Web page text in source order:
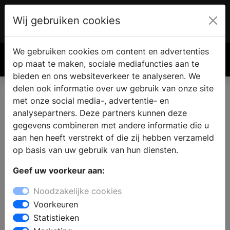
€ 0.00
Wij gebruiken cookies
We gebruiken cookies om content en advertenties
op maat te maken, sociale mediafuncties aan te
bieden en ons websiteverkeer te analyseren. We
delen ook informatie over uw gebruik van onze site
met onze social media-, advertentie- en
analysepartners. Deze partners kunnen deze
gegevens combineren met andere informatie die u
aan hen heeft verstrekt of die zij hebben verzameld
op basis van uw gebruik van hun diensten.
Geef uw voorkeur aan:
Noodzakelijke cookies
Voorkeuren
Statistieken